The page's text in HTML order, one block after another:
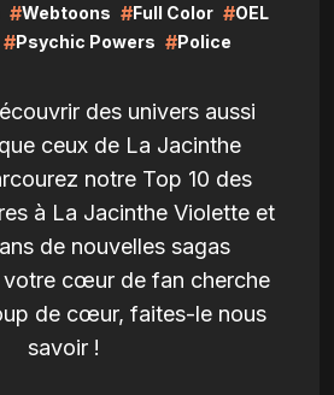
#Webtoons #Full Color #OEL
#Psychic Powers #Police
des univers aussi
ceux de La Jacinthe
notre Top 10 des
à La Jacinthe Violette et
de nouvelles sagas
votre cœur de fan cherche
de cœur, faites-le nous
savoir !